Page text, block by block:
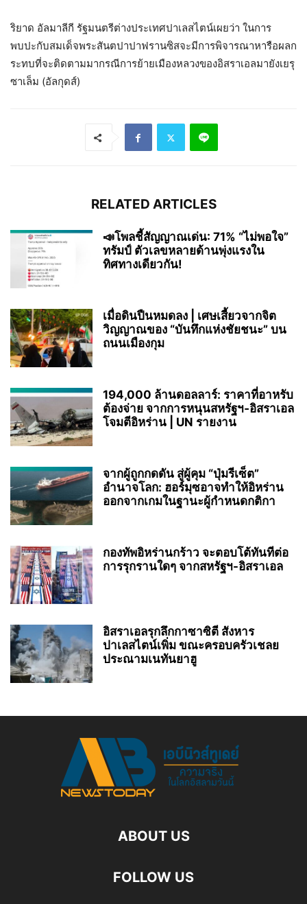
ริยาด อัลมาลีกี รัฐมนตรีต่างประเทศปาเลสไตน์เผยว่า ในการ
พบปะกับสมเด็จพระสันตปาปาฟรานซิสจะมีการพิจารณาหารือผลก
ระทบที่จะติดตามมากรณีการย้ายเมืองหลวงของอิสราเอลมายังเยรุ
ซาเล็ม (อัลกุดส์)
RELATED ARTICLES
📣โพลชี้สัญญาณเด่น: 71% “ไม่พอใจ”
ทรัมป์ ตัวเลขหลายด้านพุ่งแรงใน
ทิศทางเดียวกัน!
เมื่อดินปืนหมดลง | เศษเสี้ยวจากจิต
วิญญาณของ “บันทึกแห่งชัยชนะ” บน
ถนนเมืองกุม
194,000 ล้านดอลลาร์: ราคาที่อาหรับ
ต้องจ่าย จากการหนุนสหรัฐฯ‑อิสราเอล
โจมตีอิหร่าน | UN รายงาน
จากผู้ถูกกดดัน สู่ผู้คุม “ปุ่มรีเซ็ต”
อำนาจโลก: ฮอร์มุซอาจทำให้อิหร่าน
ออกจากเกมในฐานะผู้กำหนดกติกา
กองทัพอิหร่านกร้าว จะตอบโต้ทันทีต่อ
การรุกรานใดๆ จากสหรัฐฯ-อิสราเอล
อิสราเอลรุกลึกกาซาซิตี สังหาร
ปาเลสไตน์เพิ่ม ขณะครอบครัวเชลย
ประณามเนทันยาฮู
ABOUT US
FOLLOW US